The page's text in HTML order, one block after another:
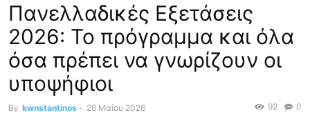
Πανελλαδικές Εξετάσεις
2026: Το πρόγραμμα και όλα
όσα πρέπει να γνωρίζουν οι
υποψήφιοι
By kwnstantinos - 26 Μαΐου 2026 0
92